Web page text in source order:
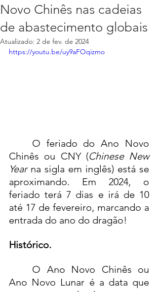
Novo Chinês nas cadeias
de abastecimento globais
Atualizado: 2 de fev. de 2024
https://youtu.be/uy9aFOqizmo
Chinês ou CNY (Chinese New
Year na sigla em inglês) está se
aproximando. Em 2024, o
feriado terá 7 dias e irá de 10
até 17 de fevereiro, marcando a
entrada do ano do dragão!
Histórico.
Ano Novo Lunar é a data que